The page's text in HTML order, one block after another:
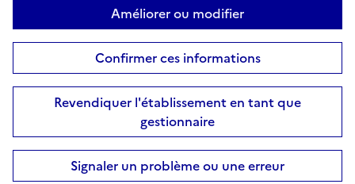
Améliorer ou modifier
Confirmer ces informations
Revendiquer l'établissement en tant que
gestionnaire
Signaler un problème ou une erreur